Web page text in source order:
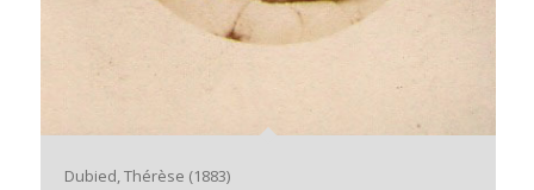
Dubied, Thérèse (1883)